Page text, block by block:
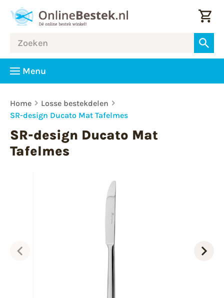
Menu
Home
Losse bestekdelen
SR-design Ducato Mat Tafelmes
SR-design Ducato Mat
Tafelmes